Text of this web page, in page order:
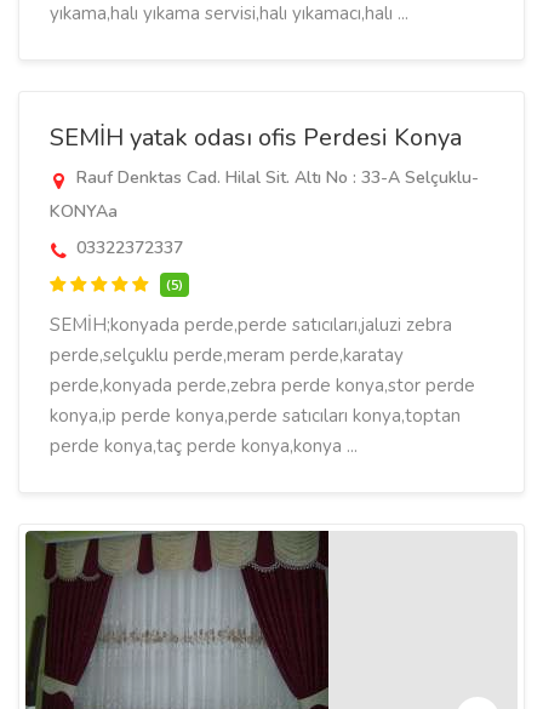
yıkama,halı yıkama servisi,halı yıkamacı,halı ...
SEMİH yatak odası ofis Perdesi Konya
Rauf Denktas Cad. Hilal Sit. Altı No : 33-A Selçuklu-
KONYAa
03322372337
(5)
SEMİH;konyada perde,perde satıcıları,jaluzi zebra
perde,selçuklu perde,meram perde,karatay
perde,konyada perde,zebra perde konya,stor perde
konya,ip perde konya,perde satıcıları konya,toptan
perde konya,taç perde konya,konya ...